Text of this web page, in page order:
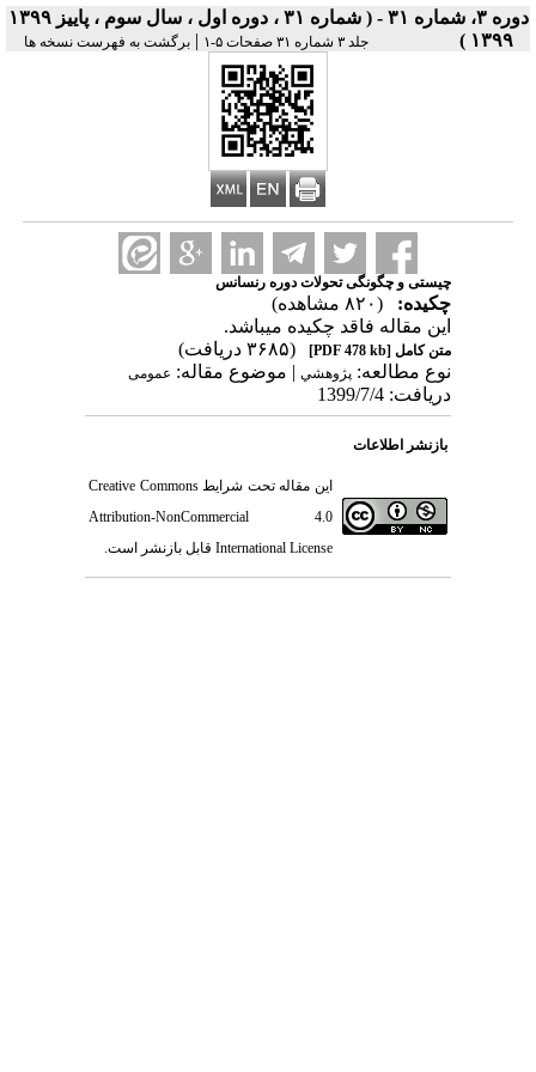
دوره ۳، شماره ۳۱ - ( شماره ۳۱ ، دوره اول ، سال سوم ، پاییز ۱۳۹۹
۱۳۹۹ )
جلد ۳ شماره ۳۱ صفحات ۵-۱ |برگشت به فهرست نسخه ها
چیستی و چگونگی تحولات دوره رنسانس
چکیده:
(۸۲۰ مشاهده)
این مقاله فاقد چکیده می​باشد.
متن کامل[PDF 478 kb]
(۳۶۸۵ دریافت)
نوع مطالعه: پژوهشي| موضوع مقاله: عمومى
دریافت: 1399/7/4
بازنشر اطلاعات
این مقاله تحت شرایطCreative Commons
Attribution-NonCommercial 4.0
International License قابل بازنشر است.